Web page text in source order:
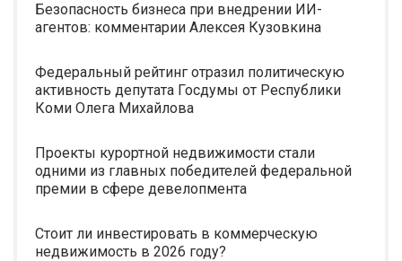
Безопасность бизнеса при внедрении ИИ-
агентов: комментарии Алексея Кузовкина
Федеральный рейтинг отразил политическую
активность депутата Госдумы от Республики
Коми Олега Михайлова
Проекты курортной недвижимости стали
одними из главных победителей федеральной
премии в сфере девелопмента
Стоит ли инвестировать в коммерческую
недвижимость в 2026 году?